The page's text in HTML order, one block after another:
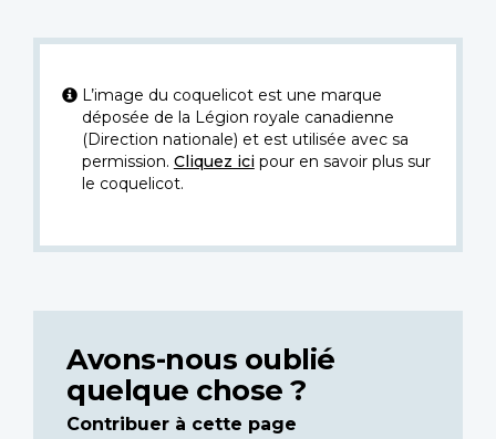
L’image du coquelicot est une marque
déposée de la Légion royale canadienne
(Direction nationale) et est utilisée avec sa
permission. Cliquez icipour en savoir plus sur
le coquelicot.
Avons-nous oublié
quelque chose ?
Contribuer à cette page